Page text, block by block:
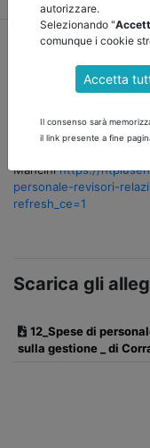
home notizie
RELAZIONE
Mancinihttps://
personale-revisori-
refresh_ce=1
Scarica gli
12_Spese di
sulla gestione _ di
autorizzare.
Selezionando "
comunque i cookie
Accetta
Il consenso sarà
il link presente a fine